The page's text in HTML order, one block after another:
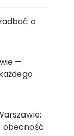
o
—
obecność